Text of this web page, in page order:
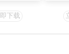
下载